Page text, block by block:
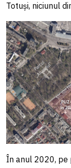
Totuși, niciunul
În anul 2020, pe